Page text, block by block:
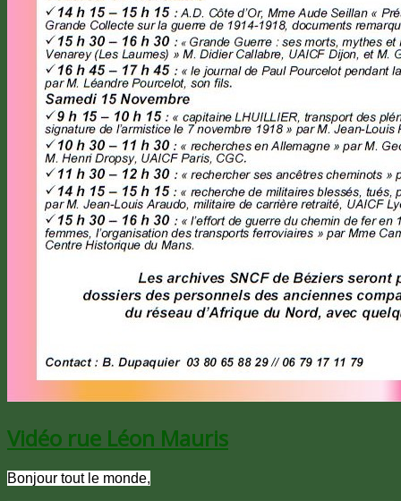
Vidéo rue Léon Mauris
Bonjour tout le monde,